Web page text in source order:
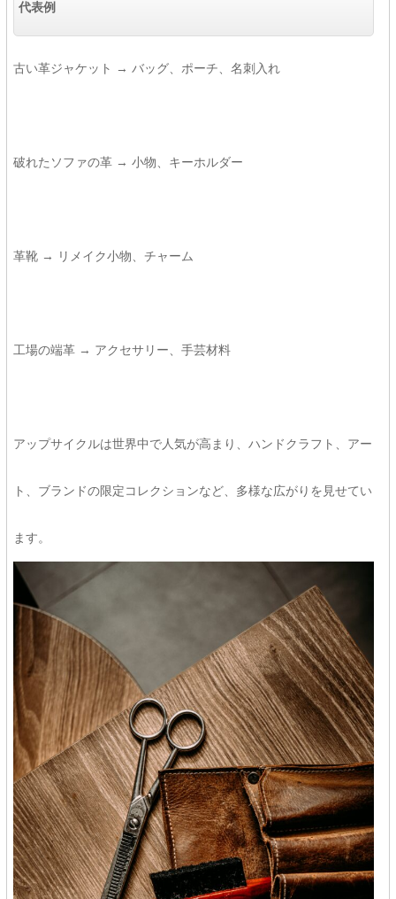
代表例
古い革ジャケット → バッグ、ポーチ、名刺入れ
破れたソファの革 → 小物、キーホルダー
革靴 → リメイク小物、チャーム
工場の端革 → アクセサリー、手芸材料
アップサイクルは世界中で人気が高まり、ハンドクラフト、アー
ト、ブランドの限定コレクションなど、多様な広がりを見せてい
ます。